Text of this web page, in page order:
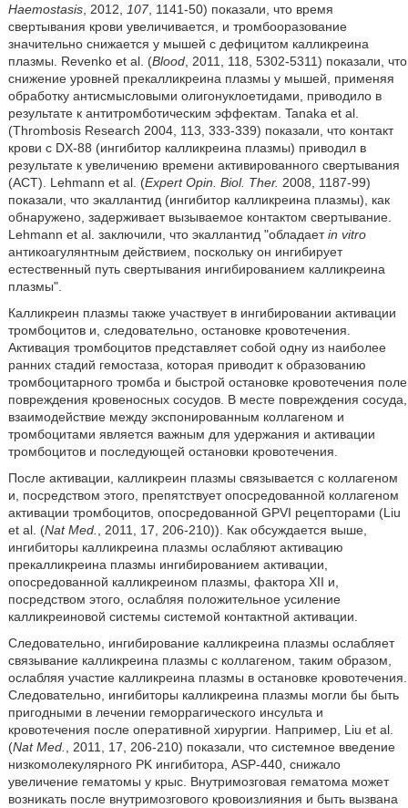
Haemostasis, 2012, 107, 1141-50) показали, что время
свертывания крови увеличивается, и тромбооразование
значительно снижается у мышей с дефицитом калликреина
плазмы. Revenko et al. (Blood, 2011, 118, 5302-5311) показали, что
снижение уровней прекалликреина плазмы у мышей, применяя
обработку антисмысловыми олигонуклоетидами, приводило в
результате к антитромботическим эффектам. Tanaka et al.
(Thrombosis Research 2004, 113, 333-339) показали, что контакт
крови с DX-88 (ингибитор калликреина плазмы) приводил в
результате к увеличению времени активированного свертывания
(ACT). Lehmann et al. (Expert Opin. Biol. Ther. 2008, 1187-99)
показали, что экаллантид (ингибитор калликреина плазмы), как
обнаружено, задерживает вызываемое контактом свертывание.
Lehmann et al. заключили, что экаллантид ʺобладаетin vitro
антикоагулянтным действием, поскольку он ингибирует
естественный путь свертывания ингибированием калликреина
плазмыʺ.
Калликреин плазмы также участвует в ингибировании активации
тромбоцитов и, следовательно, остановке кровотечения.
Активация тромбоцитов представляет собой одну из наиболее
ранних стадий гемостаза, которая приводит к образованию
тромбоцитарного тромба и быстрой остановке кровотечения поле
повреждения кровеносных сосудов. В месте повреждения сосуда,
взаимодействие между экспонированным коллагеном и
тромбоцитами является важным для удержания и активации
тромбоцитов и последующей остановки кровотечения.
После активации, калликреин плазмы связывается с коллагеном
и, посредством этого, препятствует опосредованной коллагеном
активации тромбоцитов, опосредованной GPVI рецепторами (Liu
et al. (Nat Med.
, 2011, 17, 206-210)). Как обсуждается выше,
ингибиторы калликреина плазмы ослабляют активацию
прекалликреина плазмы ингибированием активации,
опосредованной калликреином плазмы, фактора XII и,
посредством этого, ослабляя положительное усиление
калликреиновой системы системой контактной активации.
Следовательно, ингибирование калликреина плазмы ослабляет
связывание калликреина плазмы с коллагеном, таким образом,
ослабляя участие калликреина плазмы в остановке кровотечения.
Следовательно, ингибиторы калликреина плазмы могли бы быть
пригодными в лечении геморрагического инсульта и
кровотечения после оперативной хирургии. Например, Liu et al.
(Nat Med.
, 2011, 17, 206-210) показали, что системное введение
низкомолекулярного PK ингибитора, ASP-440, снижало
увеличение гематомы у крыс. Внутримозговая гематома может
возникать после внутримозгового кровоизлияния и быть вызвана